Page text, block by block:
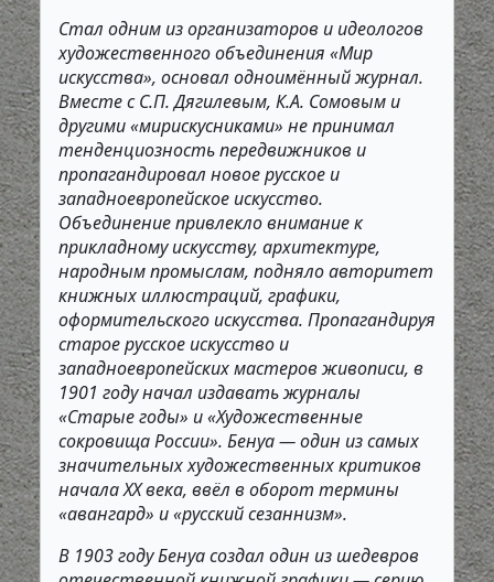
Стал одним из организаторов и идеологов
художественного объединения «Мир
искусства», основал одноимённый журнал.
Вместе с С.П. Дягилевым, К.А. Сомовым и
другими «мирискусниками» не принимал
тенденциозность передвижников и
пропагандировал новое русское и
западноевропейское искусство.
Объединение привлекло внимание к
прикладному искусству, архитектуре,
народным промыслам, подняло авторитет
книжных иллюстраций, графики,
оформительского искусства. Пропагандируя
старое русское искусство и
западноевропейских мастеров живописи, в
1901 году начал издавать журналы
«Старые годы» и «Художественные
сокровища России». Бенуа — один из самых
значительных художественных критиков
начала XX века, ввёл в оборот термины
«авангард» и «русский сезаннизм».
В 1903 году Бенуа создал один из шедевров